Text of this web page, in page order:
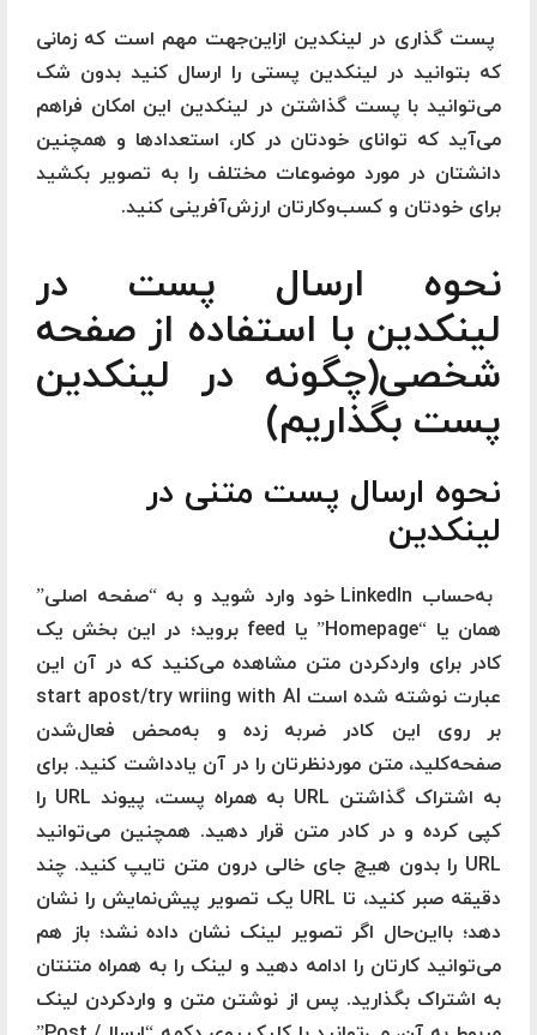
پست گذاری در لینکدین ازاین‌جهت مهم است که زمانی
که بتوانید در لینکدین پستی را ارسال کنید بدون شک
می‌توانید با پست گذاشتن در لینکدین این امکان فراهم
می‌آید که توانای خودتان در کار، استعدادها و همچنین
دانشتان در مورد موضوعات مختلف را به تصویر بکشید
برای خودتان و کسب‌وکارتان ارزش‌آفرینی کنید.
نحوه ارسال پست در
لینکدین با استفاده از صفحه
شخصی(چگونه در لینکدین
پست بگذاریم)
نحوه ارسال پست متنی در
لینکدین
به‌حساب LinkedIn خود وارد شوید و به “صفحه اصلی”
همان یا “Homepage” یا feed بروید؛ در این بخش یک
کادر برای واردکردن متن مشاهده می‌کنید که در آن این
عبارت نوشته شده است start apost/try wriing with AI
بر روی این کادر ضربه زده و به‌محض فعال‌شدن
صفحه‌کلید، متن موردنظرتان را در آن یادداشت کنید. برای
به اشتراک گذاشتن URL به همراه پست، پیوند URL را
کپی کرده و در کادر متن قرار دهید. همچنین می‌توانید
URL را بدون هیچ جای خالی درون متن تایپ کنید. چند
دقیقه صبر کنید، تا URL یک تصویر پیش‌نمایش را نشان
دهد؛ بااین‌حال اگر تصویر لینک نشان داده نشد؛ باز هم
می‌توانید کارتان را ادامه دهید و لینک را به همراه متنتان
به اشتراک بگذارید. پس از نوشتن متن و واردکردن لینک